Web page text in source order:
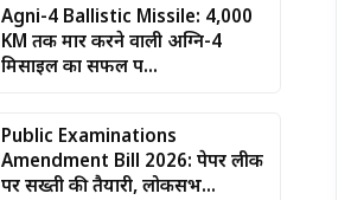
Agni-4 Ballistic Missile: 4,000
KM तक मार करने वाली अग्नि-4
मिसाइल का सफल प...
Public Examinations
Amendment Bill 2026: पेपर लीक
पर सख्ती की तैयारी, लोकसभ...